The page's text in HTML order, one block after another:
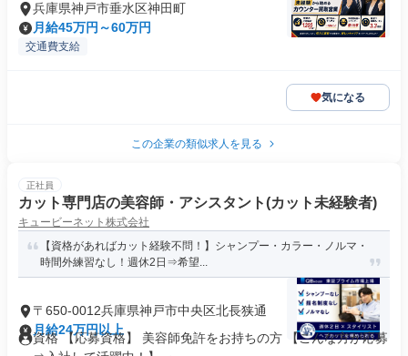
兵庫県神戸市垂水区神田町
月給45万円～60万円
交通費支給
気になる
この企業の類似求人を見る
正社員
カット専門店の美容師・アシスタント(カット未経験者)
キュービーネット株式会社
【資格があればカット経験不問！】シャンプー・カラー・ノルマ・
時間外練習なし！週休2日⇒希望...
〒650-0012兵庫県神戸市中央区北長狭通
月給24万円以上
資格 【応募資格】 美容師免許をお持ちの方 【こんな方が応募